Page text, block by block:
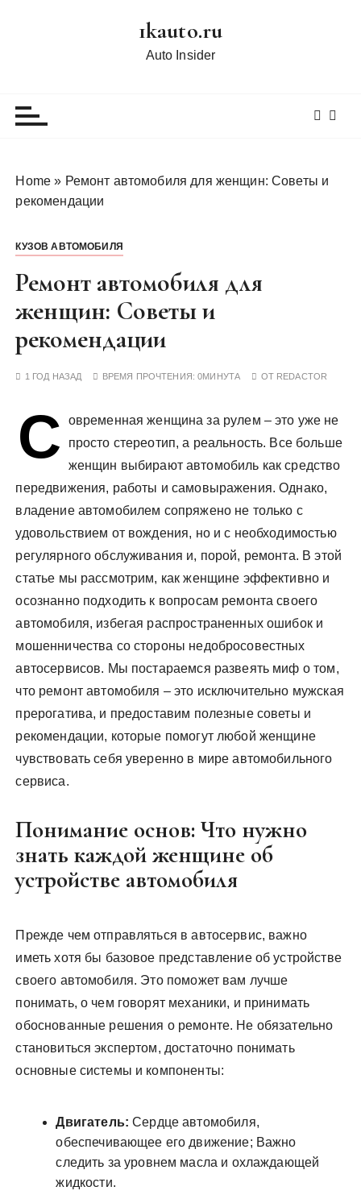
1kauto.ru
Auto Insider
Home » Ремонт автомобиля для женщин: Советы и
рекомендации
КУЗОВ АВТОМОБИЛЯ
Ремонт автомобиля для
женщин: Советы и
рекомендации
1 ГОД НАЗАД ВРЕМЯ ПРОЧТЕНИЯ:0МИНУТА ОТ REDACTOR
С
овременная женщина за рулем – это уже не
просто стереотип, а реальность. Все больше
женщин выбирают автомобиль как средство
передвижения, работы и самовыражения. Однако,
владение автомобилем сопряжено не только с
удовольствием от вождения, но и с необходимостью
регулярного обслуживания и, порой, ремонта. В этой
статье мы рассмотрим, как женщине эффективно и
осознанно подходить к вопросам ремонта своего
автомобиля, избегая распространенных ошибок и
мошенничества со стороны недобросовестных
автосервисов. Мы постараемся развеять миф о том,
что ремонт автомобиля – это исключительно мужская
прерогатива, и предоставим полезные советы и
рекомендации, которые помогут любой женщине
чувствовать себя уверенно в мире автомобильного
сервиса.
Понимание основ: Что нужно
знать каждой женщине об
устройстве автомобиля
Прежде чем отправляться в автосервис, важно
иметь хотя бы базовое представление об устройстве
своего автомобиля. Это поможет вам лучше
понимать, о чем говорят механики, и принимать
обоснованные решения о ремонте. Не обязательно
становиться экспертом, достаточно понимать
основные системы и компоненты:
Двигатель: Сердце автомобиля,
обеспечивающее его движение; Важно
следить за уровнем масла и охлаждающей
жидкости.